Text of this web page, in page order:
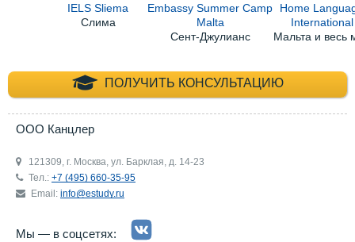
IELS Sliema
Слима
Embassy Summer Camp
Malta
Сент-Джулианс
Home
International
Мальта и весь
ПОЛУЧИТЬ КОНСУЛЬТАЦИЮ
+7 (495) 660-35-
ООО Канцлер
121309, г. Москва, ул. Барклая, д. 14-23
Тел.: +7 (495) 660-35-95
Email: info@estudy.ru
Мы — в соцсетях: